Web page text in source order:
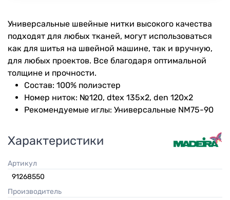
Универсальные швейные нитки высокого качества
подходят для любых тканей, могут использоваться
как для шитья на швейной машине, так и вручную,
для любых проектов. Все благодаря оптимальной
толщине и прочности.
Состав: 100% полиэстер
Номер ниток: №120, dtex 135x2, den 120x2
Рекомендуемые иглы: Универсальные NM75-90
Характеристики
Артикул
91268550
Производитель